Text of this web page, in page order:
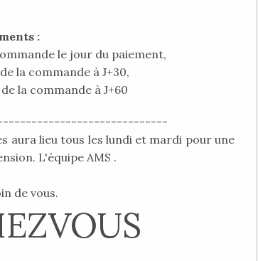
:
le jour du paiement,
la commande à J+30,
la commande à J+60
aura lieu tous les lundi et mardi pour une
L'équipe AMS .
de vous.